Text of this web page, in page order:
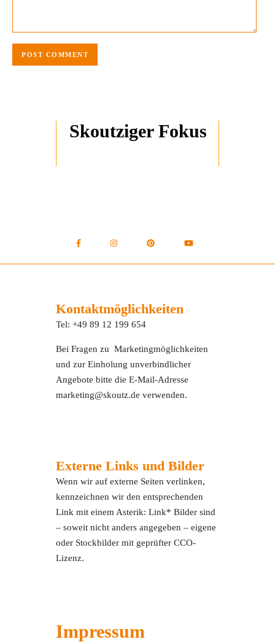
Skoutziger Fokus
Kontaktmöglichkeiten
Tel: +49 89 12 199 654
Bei Fragen zu Marketingmöglichkeiten
und zur Einholung unverbindlicher
Angebote bitte die E-Mail-Adresse
marketing@skoutz.de verwenden.
Externe Links und Bilder
Wenn wir auf externe Seiten verlinken,
kennzeichnen wir den entsprechenden
Link mit einem Asterik: Link* Bilder sind
– soweit nicht anders angegeben – eigene
oder Stockbilder mit geprüfter CCO-
Lizenz.
Impressum